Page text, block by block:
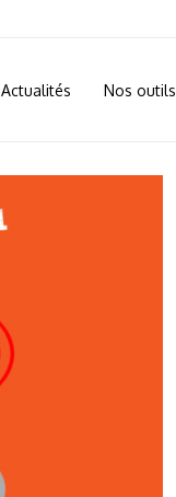
Actualités Nos outils